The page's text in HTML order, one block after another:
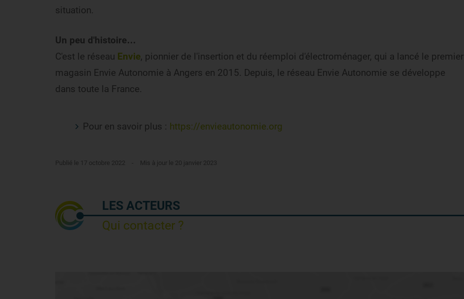
situation.
Un peu d'histoire…
C'est le réseau Envie, pionnier de l'insertion et du réemploi d'électroménager, qui a lancé le premier
magasin Envie Autonomie à Angers en 2015. Depuis, le réseau Envie Autonomie se développe
dans toute la France.
Pour en savoir plus : https://envieautonomie.org
Publié le 17 octobre 2022 - Mis à jour le 20 janvier 2023
LES ACTEURS
Qui contacter ?